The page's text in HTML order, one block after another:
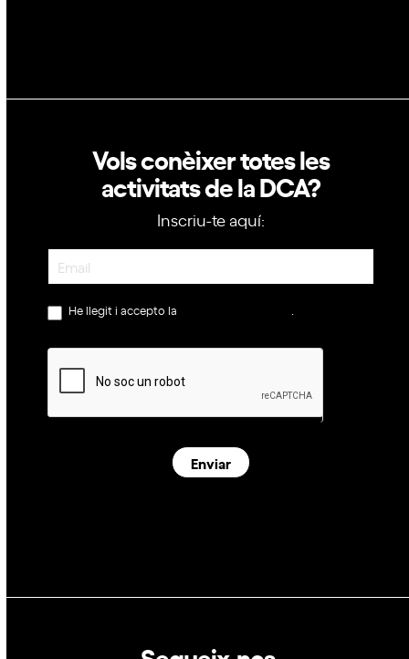
Vols conèixer totes les
activitats de la DCA?
Inscriu-te aquí:
Newsletter
He llegit i accepto la
Enviar